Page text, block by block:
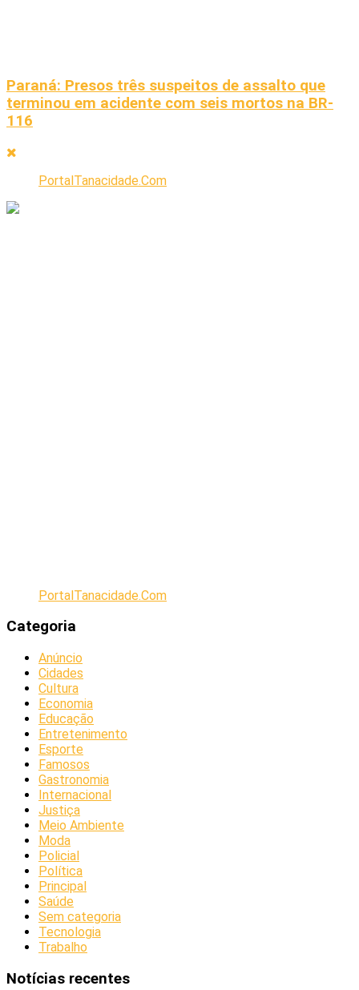
Paraná: Presos três suspeitos de assalto que
terminou em acidente com seis mortos na BR-
116
PortalTanacidade.Com
PortalTanacidade.Com
Categoria
Anúncio
Cidades
Cultura
Economia
Educação
Entretenimento
Esporte
Famosos
Gastronomia
Internacional
Justiça
Meio Ambiente
Moda
Policial
Política
Principal
Saúde
Sem categoria
Tecnologia
Trabalho
Notícias recentes